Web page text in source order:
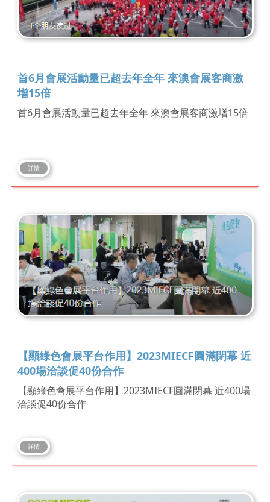
首6月會展活動量已超去年全年 來澳會展客商激
增15倍
首6月會展活動量已超去年全年 來澳會展客商激增15倍
詳情
【顯綠色會展平台作用】2023MIECF圓滿閉幕 近
400場洽談促40份合作
【顯綠色會展平台作用】2023MIECF圓滿閉幕 近400場
洽談促40份合作
詳情